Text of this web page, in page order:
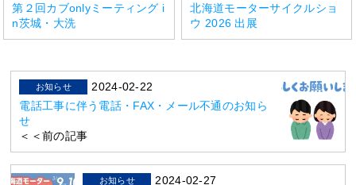
第２回カブonlyミーティング i
n茨城・大洗
北海道モーターサイクルショ
ウ 2026 出展
お知らせ
2024-02-22
電話工事に伴う電話・FAX・メール不通のお知ら
せ
＜＜前の記事
お知らせ
2024-02-27